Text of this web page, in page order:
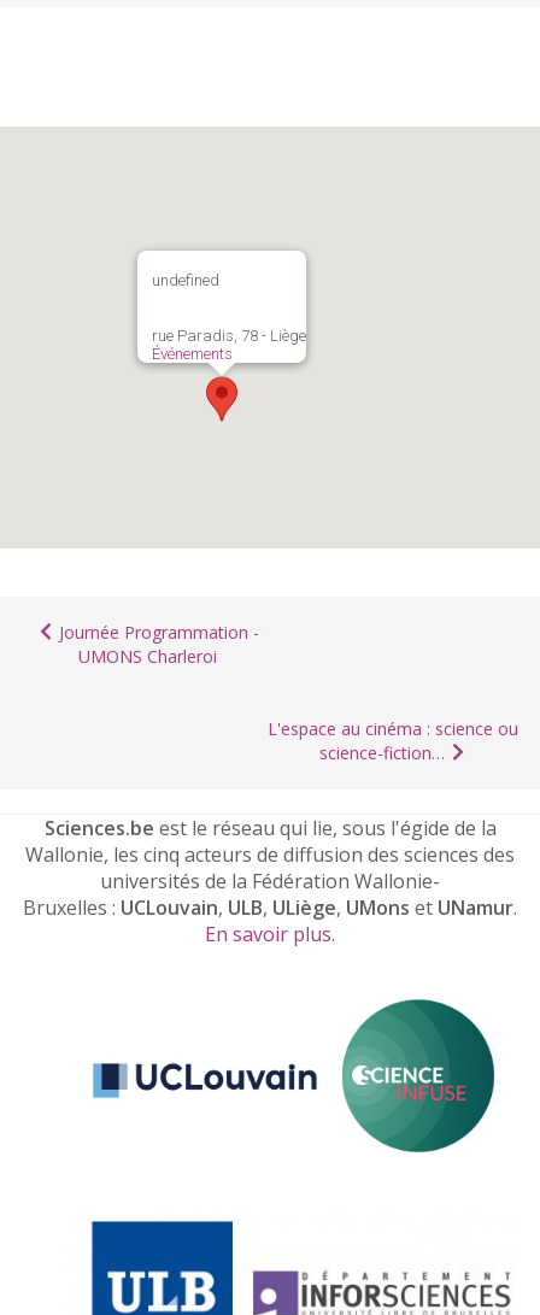
undefined
rue Paradis, 78 - Liège
Événements
Journée Programmation -
UMONS Charleroi
L'espace au cinéma : science ou
science-fiction…
Sciences.be est le réseau qui lie, sous l'égide de la
Wallonie, les cinq acteurs de diffusion des sciences des
universités de la Fédération Wallonie-
Bruxelles : UCLouvain, ULB, ULiège, UMons et UNamur.
En savoir plus.